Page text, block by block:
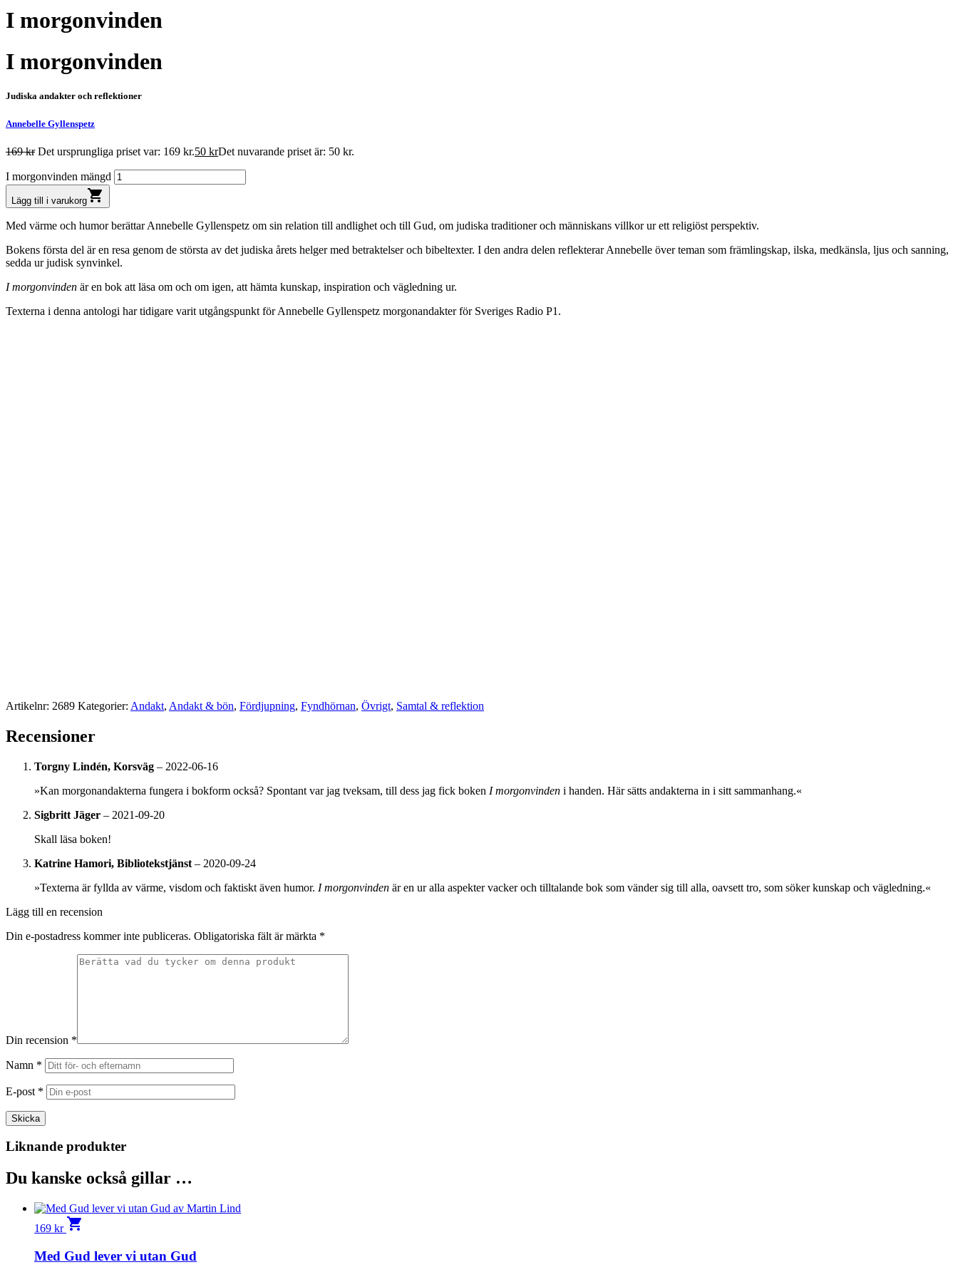
I morgonvinden
I morgonvinden
Judiska andakter och reflektioner
Annebelle Gyllenspetz
169kr Det ursprungliga priset var: 169 kr.50 krDet nuvarande priset är: 50 kr.
I morgonvinden mängd
Lägg till i varukorgshopping_cart
Med värme och humor berättar Annebelle Gyllenspetz om sin relation till andlighet och till Gud, om judiska traditioner och människans villkor ur ett religiöst perspektiv.
Bokens första del är en resa genom de största av det judiska årets helger med betraktelser och bibel­texter. I den andra delen reflekterar Annebelle över teman som främlingskap, ilska, medkänsla, ljus och sanning,
sedda ur judisk synvinkel.
I morgonvinden är en bok att läsa om och om igen, att hämta kunskap, inspiration och vägledning ur.
Texterna i denna antologi har tidigare varit utgångspunkt för Annebelle Gyllenspetz morgonandakter för Sveriges Radio P1.
Artikelnr: 2689 Kategorier: Andakt, Andakt & bön, Fördjupning, Fyndhörnan, Övrigt, Samtal & reflektion
Recensioner
Torgny Lindén, Korsväg – 2022-06-16
»Kan morgonandakterna fungera i bokform också? Spontant var jag tveksam, till dess jag fick boken I morgonvinden i handen. Här sätts andakterna in i sitt sammanhang.«
Sigbritt Jäger – 2021-09-20
Skall läsa boken!
Katrine Hamori, Bibliotekstjänst – 2020-09-24
»Texterna är fyllda av värme, visdom och faktiskt även humor. I morgonvinden är en ur alla aspekter vacker och tilltalande bok som vänder sig till alla, oavsett tro, som söker kunskap och vägledning.«
Lägg till en recension
Din e-postadress kommer inte publiceras. Obligatoriska fält är märkta *
Din recension *
Namn *
E-post *
Liknande produkter
Du kanske också gillar …
169 kr shopping_cart
Med Gud lever vi utan Gud